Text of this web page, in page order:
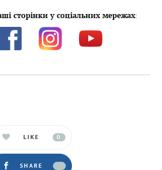
сторінки у соціальних мережах:
LIKE 0
SHARE